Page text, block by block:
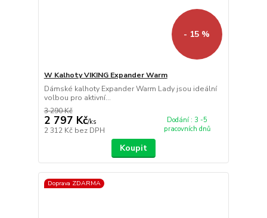
- 15 %
W Kalhoty VIKING Expander Warm
Dámské kalhoty Expander Warm Lady jsou ideální
volbou pro aktivní...
3 290 Kč
2 797 Kč/ks
2 312 Kč bez DPH
Dodání : 3 -5
pracovních dnů
Koupit
Doprava ZDARMA